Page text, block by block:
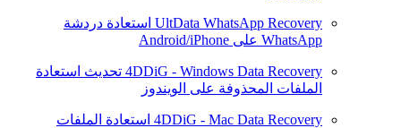
UltData WhatsApp Recovery استعادة دردشة
WhatsApp على Android/iPhone
4DDiG - Windows Data Recovery تحديث استعادة
الملفات المحذوفة على الويندوز
4DDiG - Mac Data Recovery استعادة الملفات